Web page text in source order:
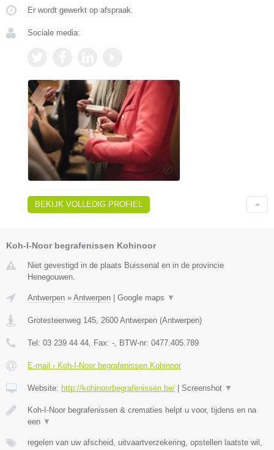
Er wordt gewerkt op afspraak.
Sociale media:
BEKIJK VOLLEDIG PROFIEL
Koh-I-Noor begrafenissen Kohinoor
Niet gevestigd in de plaats Buissenal en in de provincie
Henegouwen.
Antwerpen » Antwerpen | Google maps ▼
Grotesteenweg 145 2600 Antwerpen (Antwerpen)
Tel: 03 239 44 44 , Fax: - , BTW-nr: 0477.405.789
E-mail › Koh-I-Noor begrafenissen Kohinoor
Website: http://kohinoorbegrafenissen.be/ | Screenshot ▼
Koh-I-Noor begrafenissen & crematies helpt u voor, tijdens en na
een ▼
regelen van uw afscheid, uitvaartverzekering, opstellen laatste wil,